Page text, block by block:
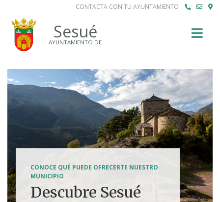
CONTACTA CON TU AYUNTAMIENTO
Sesué
AYUNTAMIENTO DE
CONOCE QUÉ PUEDE OFRECERTE NUESTRO
MUNICIPIO
Descubre Sesué
Tierra de
aventuras